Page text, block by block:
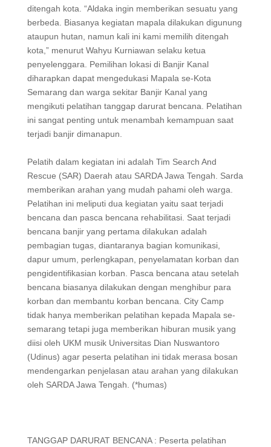
ditengah kota. “Aldaka ingin memberikan sesuatu yang
berbeda. Biasanya kegiatan mapala dilakukan digunung
ataupun hutan, namun kali ini kami memilih ditengah
kota,” menurut Wahyu Kurniawan selaku ketua
penyelenggara. Pemilihan lokasi di Banjir Kanal
diharapkan dapat mengedukasi Mapala se-Kota
Semarang dan warga sekitar Banjir Kanal yang
mengikuti pelatihan tanggap darurat bencana. Pelatihan
ini sangat penting untuk menambah kemampuan saat
terjadi banjir dimanapun.
Pelatih dalam kegiatan ini adalah Tim Search And
Rescue (SAR) Daerah atau SARDA Jawa Tengah. Sarda
memberikan arahan yang mudah pahami oleh warga.
Pelatihan ini meliputi dua kegiatan yaitu saat terjadi
bencana dan pasca bencana rehabilitasi. Saat terjadi
bencana banjir yang pertama dilakukan adalah
pembagian tugas, diantaranya bagian komunikasi,
dapur umum, perlengkapan, penyelamatan korban dan
pengidentifikasian korban. Pasca bencana atau setelah
bencana biasanya dilakukan dengan menghibur para
korban dan membantu korban bencana. City Camp
tidak hanya memberikan pelatihan kepada Mapala se-
semarang tetapi juga memberikan hiburan musik yang
diisi oleh UKM musik Universitas Dian Nuswantoro
(Udinus) agar peserta pelatihan ini tidak merasa bosan
mendengarkan penjelasan atau arahan yang dilakukan
oleh SARDA Jawa Tengah. (*humas)
TANGGAP DARURAT BENCANA : Peserta pelatihan